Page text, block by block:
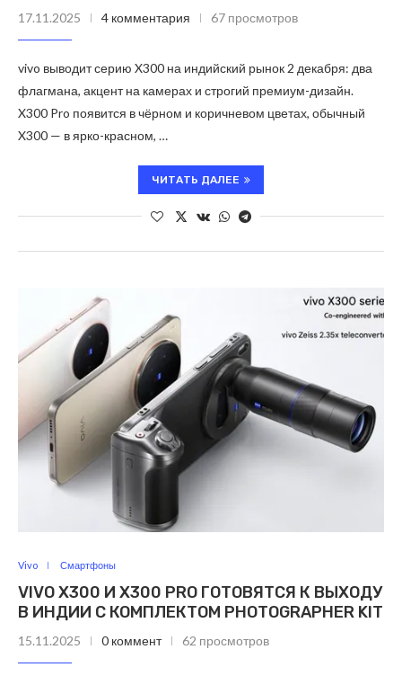
17.11.2025 4 комментария 67 просмотров
vivo выводит серию X300 на индийский рынок 2 декабря: два
флагмана, акцент на камерах и строгий премиум-дизайн.
X300 Pro появится в чёрном и коричневом цветах, обычный
X300 — в ярко-красном, …
ЧИТАТЬ ДАЛЕЕ
Vivo Смартфоны
VIVO X300 И X300 PRO ГОТОВЯТСЯ К ВЫХОДУ
В ИНДИИ С КОМПЛЕКТОМ PHOTOGRAPHER KIT
15.11.2025 0 коммент 62 просмотров